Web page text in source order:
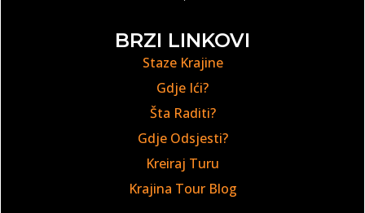
BRZI LINKOVI
Staze Krajine
Gdje Ići?
Šta Raditi?
Gdje Odsjesti?
Kreiraj Turu
Krajina Tour Blog